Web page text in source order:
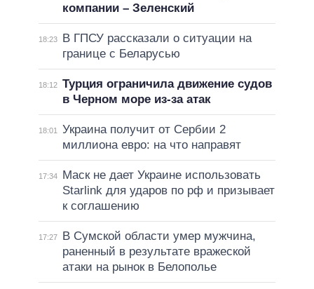
компании – Зеленский
18:23
В ГПСУ рассказали о ситуации на
границе с Беларусью
18:12 Турция ограничила движение судов
в Черном море из-за атак
18:01
Украина получит от Сербии 2
миллиона евро: на что направят
17:34
Маск не дает Украине использовать
Starlink для ударов по рф и призывает
к соглашению
17:27
В Сумской области умер мужчина,
раненный в результате вражеской
атаки на рынок в Белополье